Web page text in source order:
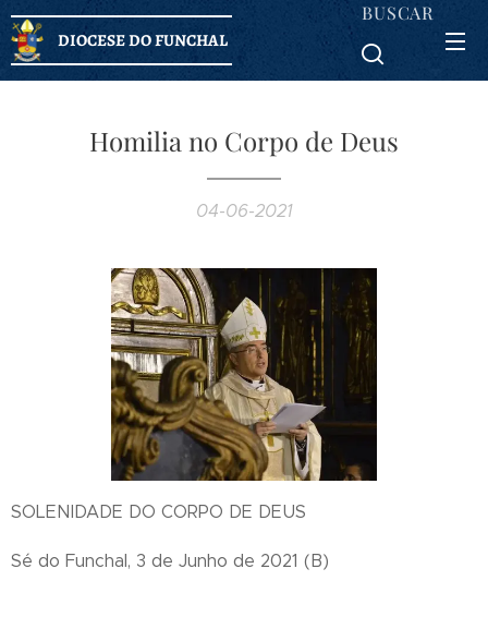
DIOCESE DO FUNCHAL
BUSCAR
Homilia no Corpo de Deus
04-06-2021
SOLENIDADE DO CORPO DE DEUS
Sé do Funchal, 3 de Junho de 2021 (B)